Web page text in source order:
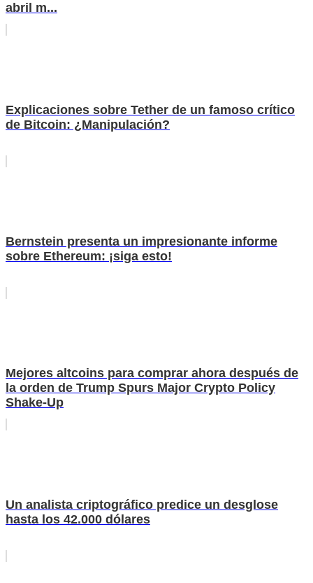
abril m...
Explicaciones sobre Tether de un famoso crítico
de Bitcoin: ¿Manipulación?
Bernstein presenta un impresionante informe
sobre Ethereum: ¡siga esto!
Mejores altcoins para comprar ahora después de
la orden de Trump Spurs Major Crypto Policy
Shake-Up
Un analista criptográfico predice un desglose
hasta los 42.000 dólares